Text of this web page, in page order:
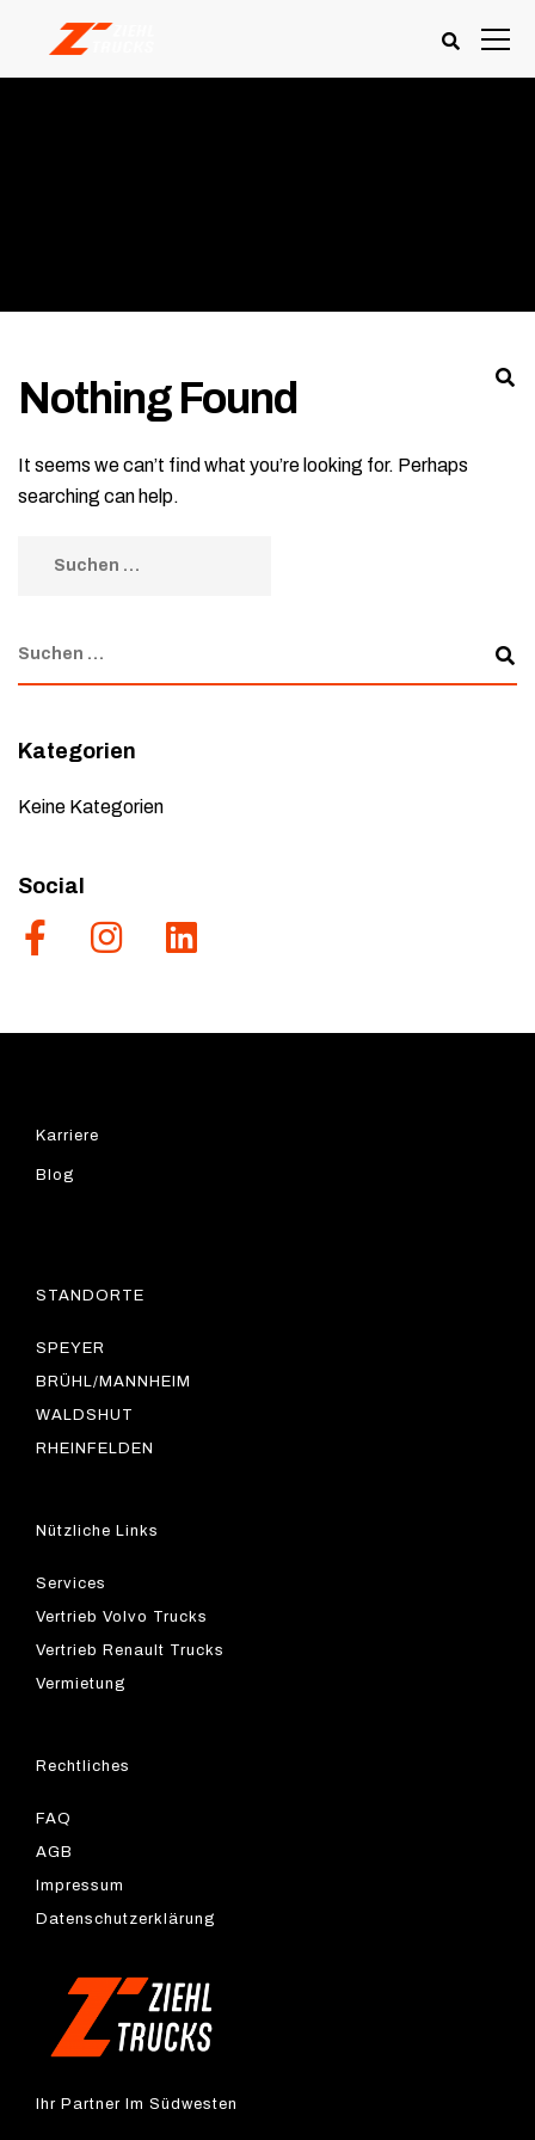
Nothing Found
It seems we can’t find what you’re looking for. Perhaps
searching can help.
Kategorien
Keine Kategorien
Social
Karriere
Blog
STANDORTE
SPEYER
BRÜHL/MANNHEIM
WALDSHUT
RHEINFELDEN
Nützliche Links
Services
Vertrieb Volvo Trucks
Vertrieb Renault Trucks
Vermietung
Rechtliches
FAQ
AGB
Impressum
Datenschutzerklärung
Ihr Partner Im Südwesten